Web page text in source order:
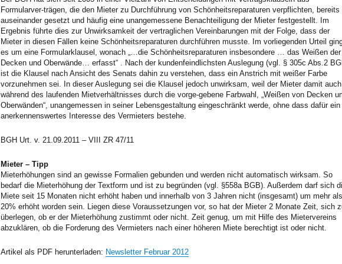
Formularver-trägen, die den Mieter zu Durchführung von Schönheitsreparaturen verpflichten, bereits
auseinander gesetzt und häufig eine unangemessene Benachteiligung der Mieter festgestellt. Im
Ergebnis führte dies zur Unwirksamkeit der vertraglichen Vereinbarungen mit der Folge, dass der
Mieter in diesen Fällen keine Schönheitsreparaturen durchführen musste. Im vorliegenden Urteil
es um eine Formularklausel, wonach „…die Schönheitsreparaturen insbesondere … das Weißen der
Decken und Oberwände… erfasst“ . Nach der kundenfeindlichsten Auslegung (vgl. § 305c Abs.2
ist die Klausel nach Ansicht des Senats dahin zu verstehen, dass ein Anstrich mit weißer Farbe
vorzunehmen sei. In dieser Auslegung sei die Klausel jedoch unwirksam, weil der Mieter damit auch
während des laufenden Mietverhältnisses durch die vorge-gebene Farbwahl, „Weißen von Decken
Oberwänden“, unangemessen in seiner Lebensgestaltung eingeschränkt werde, ohne dass dafür ein
anerkennenswertes Interesse des Vermieters bestehe.
BGH Urt. v. 21.09.2011 – VIII ZR 47/11
Mieter – Tipp
Mieterhöhungen sind an gewisse Formalien gebunden und werden nicht automatisch wirksam. So
bedarf die Mieterhöhung der Textform und ist zu begründen (vgl. §558a BGB). Außerdem darf sich
Miete seit 15 Monaten nicht erhöht haben und innerhalb von 3 Jahren nicht (insgesamt) um mehr als
20% erhöht worden sein. Liegen diese Voraussetzungen vor, so hat der Mieter 2 Monate Zeit, sich
überlegen, ob er der Mieterhöhung zustimmt oder nicht. Zeit genug, um mit Hilfe des Mietervereins
abzuklären, ob die Forderung des Vermieters nach einer höheren Miete berechtigt ist oder nicht.
Artikel als PDF herunterladen: Newsletter Februar 2012